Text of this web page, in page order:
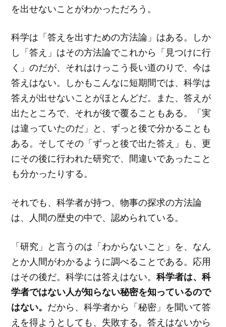
を出せないことがわかっただろう。
科学は「答えを出すための方法論」はある。しか
し「答え」はその方法論でこれから「見つけに行
く」のだが、それはけっこう長い道のりで、今は
答えはない。しかもこんなに短期間では、科学は
答えが出せないことがほとんどだ。また、答えが
出たところで、それが後で覆ることもある。「実
は違っていたのだ」と、ずっと後で分かることも
ある。そしてその「ずっと後で出た答え」も、更
にその後に行われた研究で、間違いであったこと
も分かったりする。
それでも、科学者が持つ、物事の探求の方法論
は、人間の歴史の中で、認められている。
「研究」と言うのは「わからないこと」を、なん
とか人間がわかるように調べることである。応用
はその後だ。科学には答えはない。科学者は、科
学者ではない人が知らない秘密を知っているので
はない。 だから、科学者から「秘密」を聞いて答
えを得ようとしても、失敗する。答えはないから